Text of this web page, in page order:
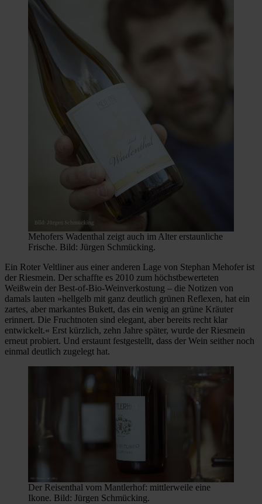
Mehofers Wadenthal zeigt auch im Alter erstaunliche
Frische. Bild: Jürgen Schmücking.
Ein Roter Veltliner aus einer anderen Lage von Stephan Mehofer ist
der Riesmein. Der schaffte es 2010 zum höchstbewerteten
Weißwein der Best-of-Bio-Weinverkostung – die Notizen von
damals lauten »hellgelb mit ganz deutlich grünen Reflexen, hat ein
zartes, aber markantes Bukett, das ein wenig an grüne Kräuter
erinnert. Die Fruchtnoten sind elegant, aber bereits recht klar
entwickelt.« Erst kürzlich, zehn Jahre später, wurde der Riesmein
erneut probiert. Und erstaunt festgestellt, dass der Wein seither noch
einmal deutlich zugelegt hat.
Der Reisenthal vom Mantlerhof: mittlerweile eine
Ikone. Bild: Jürgen Schmücking.